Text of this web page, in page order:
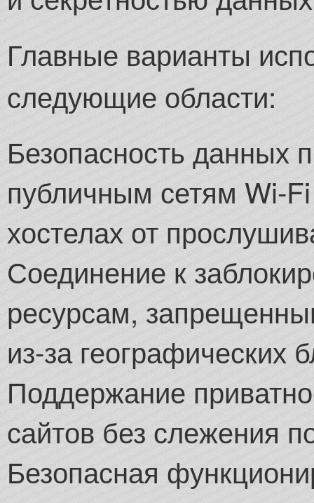
Главные варианты
следующие области:
Безопасность данных
публичным сетям Wi-
хостелах от
Соединение к
ресурсам,
из-за географических
Поддержание
сайтов без слежения
Безопасная